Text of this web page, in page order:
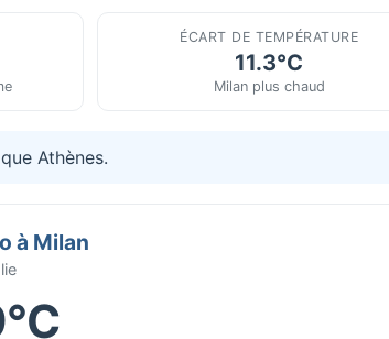
ÉCART DE TEMPÉRATURE
11.3°C
Milan plus chaud
Athènes.
à Milan